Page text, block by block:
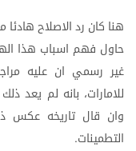
هنا كان ردالاصلاحهادئا
حاول فهم اسباب هذا
غير رسمي ان عليه
للامارات، بانه لم يعد ذلك
وان قال تاريخه عكس
التطمينات.